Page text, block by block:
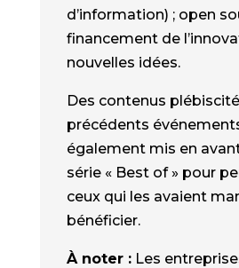
d’information) ; open
financement de
nouvelles idées.
Des contenus
précédents
également mis en
série « Best of » pour
ceux qui les avaient
bénéficier.
À noter : Les